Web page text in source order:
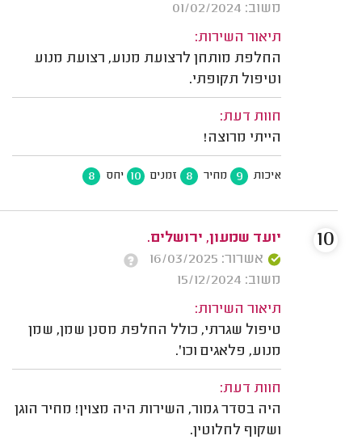
משוב: 01/02/2024
תיאור השירות:
החלפת מותחן לרצועת מנוע, רצועת מנוע
וטיפול תקופתי.
חוות דעת:
הייתי מרוצה!
איכות 9 מחיר 8 זמנים 10 יחס 8
יועד שמעון, ירושלים.
אשרור: 16/03/2025
משוב: 15/12/2024
תיאור השירות:
טיפול שגרתי, כולל החלפת מסנן שמן, שמן
מנוע, פלאגים וכו'.
חוות דעת:
היה בסדר גמור, השירות היה מצוין! מחיר הוגן
ושקוף לחלוטין.
10